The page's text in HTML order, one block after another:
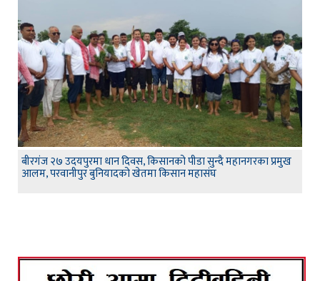
बीरगंज २७ उदयपुरमा धान दिवस, किसानको पीडा सुन्दै महानगरका प्रमुख
आलम, परवानीपुर बुनियादको खेतमा किसान महासंघ